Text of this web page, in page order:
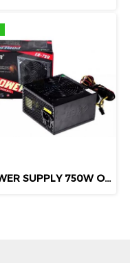
POWER SUPPLY 750W OKER EB-750 พาวเวอร์ซัพพลาย